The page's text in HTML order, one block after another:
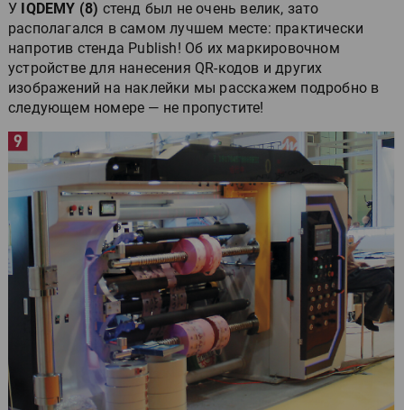
У IQDEMY (8) стенд был не очень велик, зато
располагался в самом лучшем месте: практически
напротив стенда Publish! Об их маркировочном
устройстве для нанесения QR-кодов и других
изображений на наклейки мы расскажем подробно в
следующем номере — не пропустите!